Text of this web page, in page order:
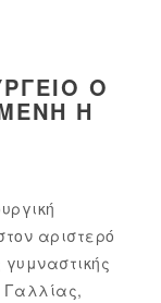
Ο
Η
αριστερό
Γαλλίας,